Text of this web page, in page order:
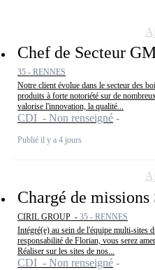
Chef de Secteur
35 - RENNES
Notre client évolue dans le secteur des
produits à forte notoriété sur de
valorise l'innovation, la qualité...
CDI - Non renseigné
Publié il y a 4 jours
Chargé de
CIRIL GROUP - 35 - RENNES
Intégré(e) au sein de l'équipe multi-sites
responsabilité de Florian, vous serez
Réaliser sur les sites de nos...
CDI - Non renseigné